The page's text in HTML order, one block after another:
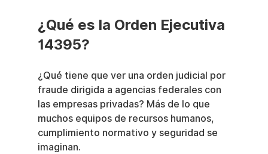
¿Qué es la Orden Ejecutiva
14395?
¿Qué tiene que ver una orden judicial por
fraude dirigida a agencias federales con
las empresas privadas? Más de lo que
muchos equipos de recursos humanos,
cumplimiento normativo y seguridad se
imaginan.